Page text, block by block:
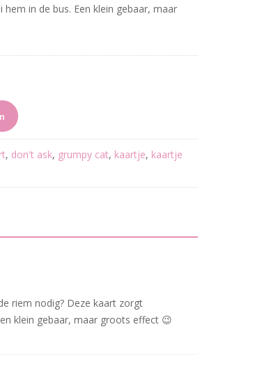
in de bus. Een klein gebaar, maar
, don't ask, grumpy cat, kaartje, kaartje
riem nodig? Deze kaart zorgt
klein gebaar, maar groots effect 😉